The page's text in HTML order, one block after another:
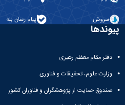
سروش پیام رسان بله
پیوندها
دفتر مقام معظم رهبری
وزارت علوم، تحقیقات و فناوری
صندوق حمایت از پژوهشگران و فناوران کشور